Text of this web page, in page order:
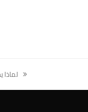
previous
post: